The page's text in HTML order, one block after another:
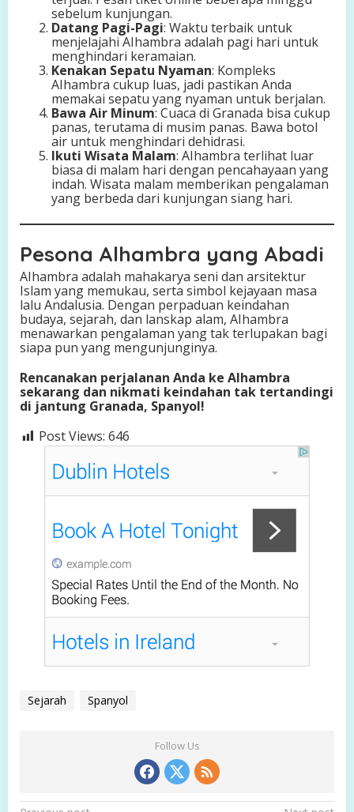
sebelum kunjungan.
Datang Pagi-Pagi: Waktu terbaik untuk
menjelajahi AIhambra adalah pagi hari untuk
menghindari keramaian.
Kenakan Sepatu Nyaman: Kompleks
AIhambra cukup luas, jadi pastikan Anda
memakai sepatu yang nyaman untuk berjalan.
Bawa Air Minum: Cuaca di Granada bisa cukup
panas, terutama di musim panas. Bawa botol
air untuk menghindari dehidrasi.
Ikuti Wisata Malam: AIhambra terlihat luar
biasa di malam hari dengan pencahayaan yang
indah. Wisata malam memberikan pengalaman
yang berbeda dari kunjungan siang hari.
Pesona Alhambra yang Abadi
AIhambra adalah mahakarya seni dan arsitektur
Islam yang memukau, serta simbol kejayaan masa
lalu Andalusia. Dengan perpaduan keindahan
budaya, sejarah, dan lanskap alam, AIhambra
menawarkan pengalaman yang tak terlupakan bagi
siapa pun yang mengunjunginya.
Rencanakan perjalanan Anda ke Alhambra
sekarang dan nikmati keindahan tak tertandingi
di jantung Granada, Spanyol!
Post Views: 646
Sejarah Spanyol
Follow Us